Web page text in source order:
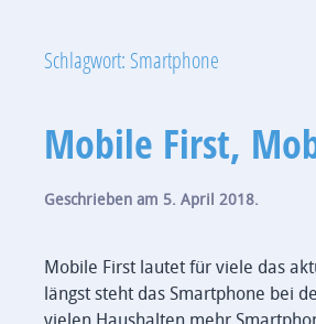
Schlagwort: Smartphone
Mobile First,
Geschrieben am 5. April 2018.
Mobile First lautet für viele das
längst steht das Smartphone bei